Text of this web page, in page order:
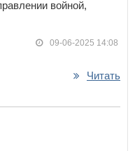
войной,
09-06-2025 14:08
Читать